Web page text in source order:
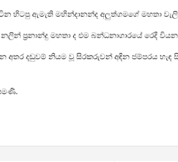
ඇමැති මහින්දානන්ද අලුත්ගමගේ මහතා
ප්‍රනාන්දු මහතා ද එම බන්ධනාගාරයේ රෙදි
අතර දඬුවම් නියම වූ සිරකරුවන් අඳින ජම්පරය